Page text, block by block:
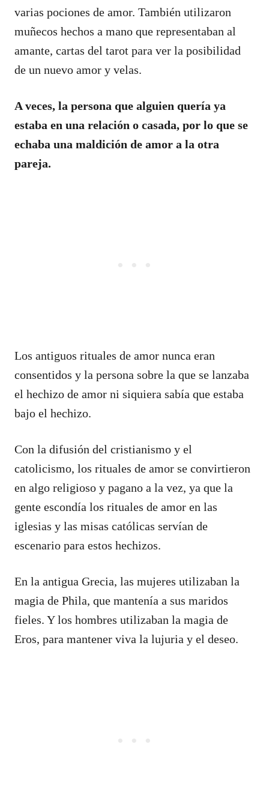
varias pociones de amor. También utilizaron
muñecos hechos a mano que representaban al
amante, cartas del tarot para ver la posibilidad
de un nuevo amor y velas.
A veces, la persona que alguien quería ya
estaba en una relación o casada, por lo que se
echaba una maldición de amor a la otra
pareja.
Los antiguos rituales de amor nunca eran
consentidos y la persona sobre la que se lanzaba
el hechizo de amor ni siquiera sabía que estaba
bajo el hechizo.
Con la difusión del cristianismo y el
catolicismo, los rituales de amor se convirtieron
en algo religioso y pagano a la vez, ya que la
gente escondía los rituales de amor en las
iglesias y las misas católicas servían de
escenario para estos hechizos.
En la antigua Grecia, las mujeres utilizaban la
magia de Phila, que mantenía a sus maridos
fieles. Y los hombres utilizaban la magia de
Eros, para mantener viva la lujuria y el deseo.